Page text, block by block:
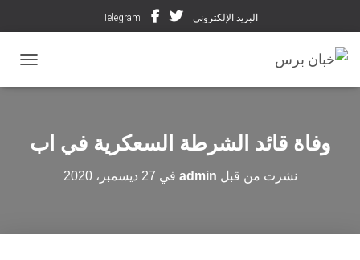
البريد الإلكتروني Telegram
وفاة قائد الشرطة السعكرية في اب
نشرت من قبل admin في 27 ديسمبر، 2020